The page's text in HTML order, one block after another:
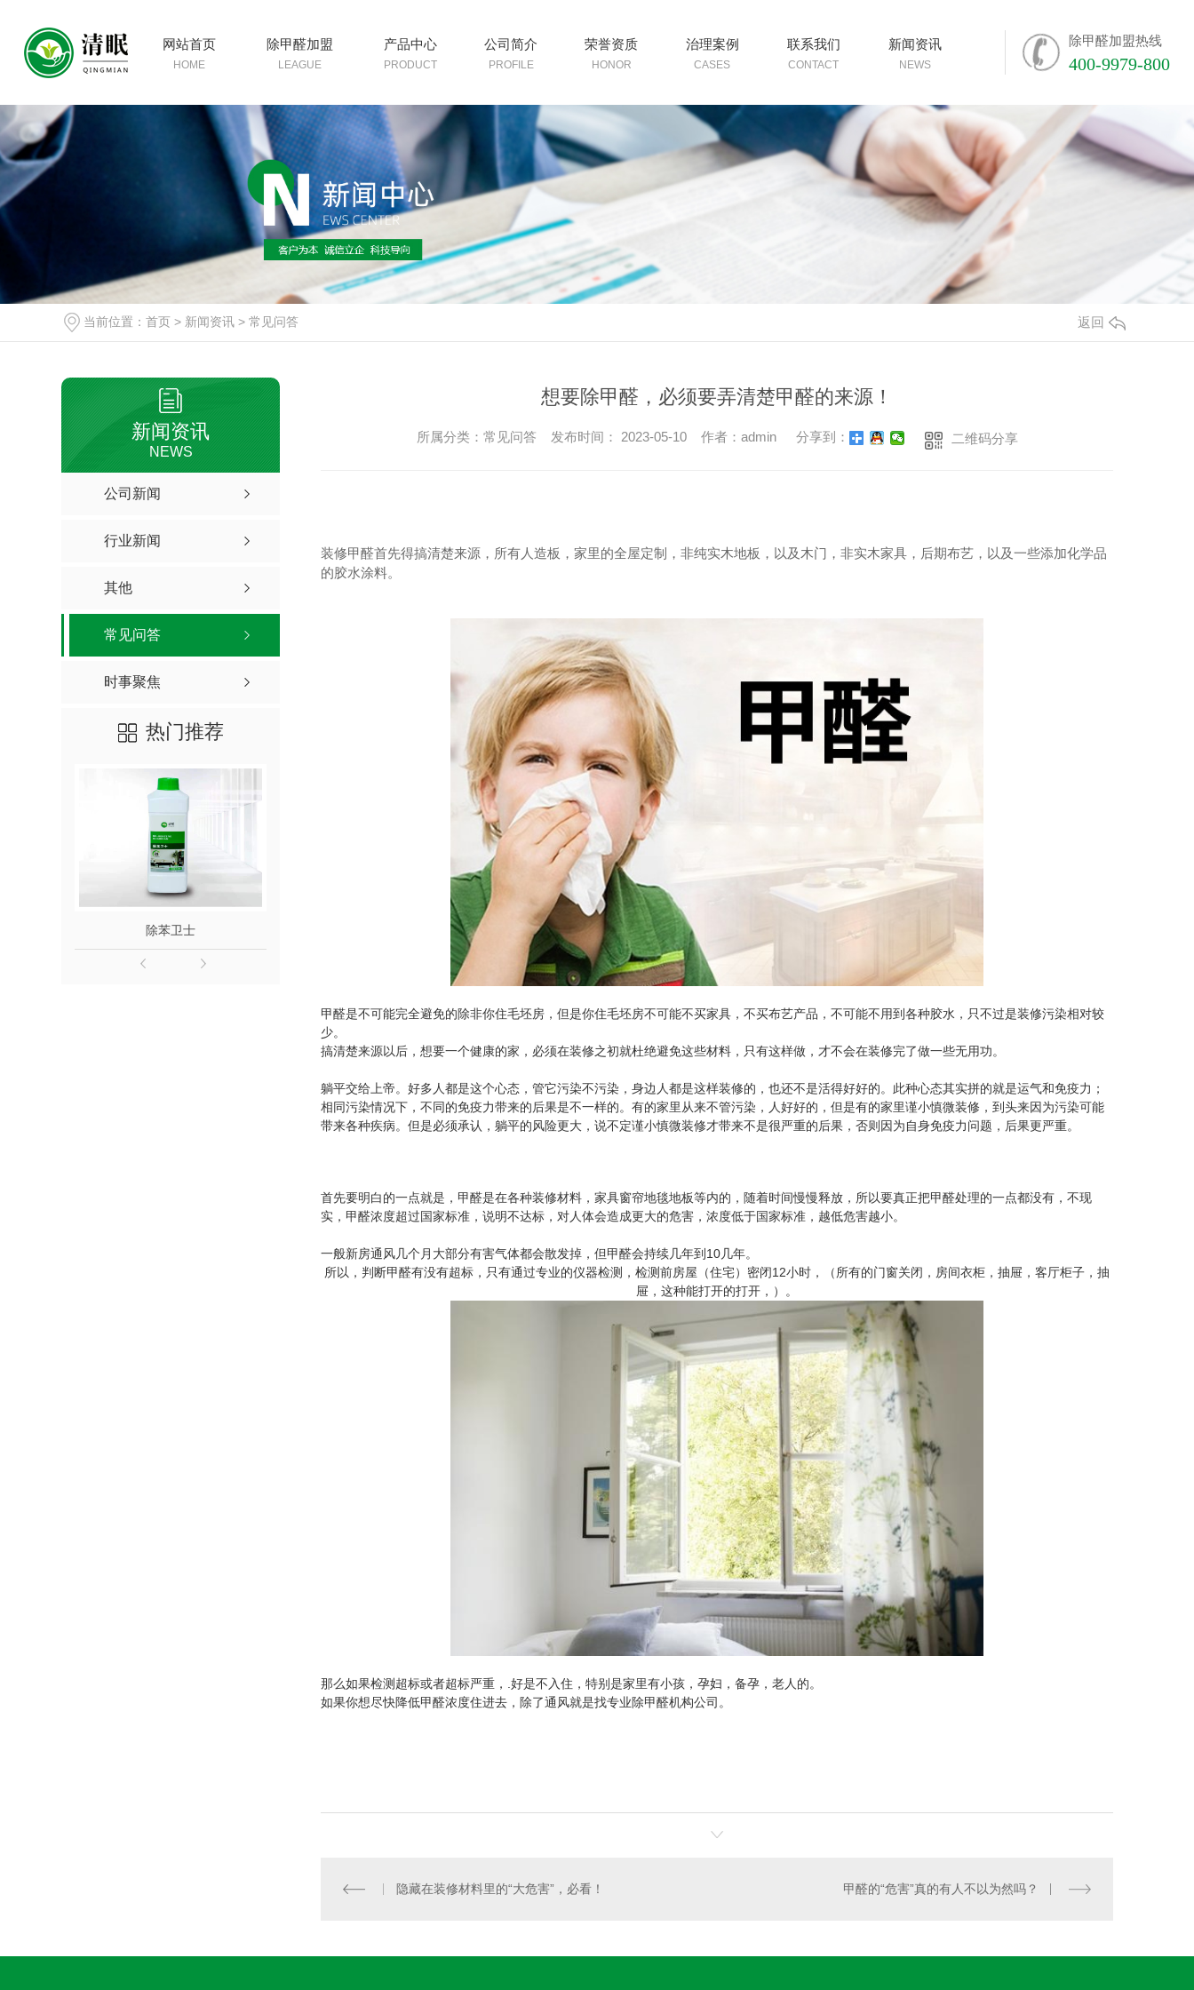
除甲醛加盟热线
400-9979-800
网站首页
HOME
除甲醛加盟
LEAGUE
产品中心
PRODUCT
公司简介
PROFILE
荣誉资质
HONOR
治理案例
CASES
联系我们
CONTACT
新闻资讯
NEWS
当前位置： 首页 > 新闻资讯 > 常见问答 返回
新闻资讯
NEWS
公司新闻
行业新闻
其他
常见问答
时事聚焦
热门推荐
除苯卫士 高温熏蒸液 纳米光触媒
想要除甲醛，必须要弄清楚甲醛的来源！
所属分类：常见问答 发布时间： 2023-05-10 作者：admin 分享到： 二维码分享
装修甲醛首先得搞清楚来源，所有人造板，家里的全屋定制，非纯实木地板，以及木门，非实木家具，后期布艺，以及一些添加化学品
的胶水涂料。
甲醛是不可能完全避免的除非你住毛坯房，但是你住毛坯房不可能不买家具，不买布艺产品，不可能不用到各种胶水，只不过是装修污染相对较
少。
搞清楚来源以后，想要一个健康的家，必须在装修之初就杜绝避免这些材料，只有这样做，才不会在装修完了做一些无用功。
躺平交给上帝。好多人都是这个心态，管它污染不污染，身边人都是这样装修的，也还不是活得好好的。此种心态其实拼的就是运气和免疫力；
相同污染情况下，不同的免疫力带来的后果是不一样的。有的家里从来不管污染，人好好的，但是有的家里谨小慎微装修，到头来因为污染可能
带来各种疾病。但是必须承认，躺平的风险更大，说不定谨小慎微装修才带来不是很严重的后果，否则因为自身免疫力问题，后果更严重。
首先要明白的一点就是，甲醛是在各种装修材料，家具窗帘地毯地板等内的，随着时间慢慢释放，所以要真正把甲醛处理的一点都没有，不现
实，甲醛浓度超过国家标准，说明不达标，对人体会造成更大的危害，浓度低于国家标准，越低危害越小。
一般新房通风几个月大部分有害气体都会散发掉，但甲醛会持续几年到10几年。
所以，判断甲醛有没有超标，只有通过专业的仪器检测，检测前房屋（住宅）密闭12小时，（所有的门窗关闭，房间衣柜，抽屉，客厅柜子，抽
屉，这种能打开的打开，）。
那么如果检测超标或者超标严重，.好是不入住，特别是家里有小孩，孕妇，备孕，老人的。
如果你想尽快降低甲醛浓度住进去，除了通风就是找专业除甲醛机构公司。
隐藏在装修材料里的“大危害”，必看！ 甲醛的“危害”真的有人不以为然吗？